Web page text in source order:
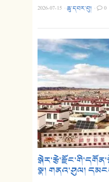
2026-07-15 ·ཆུ་དབར་བུ། · 0
སྣ། གནའ་ཤུལ།